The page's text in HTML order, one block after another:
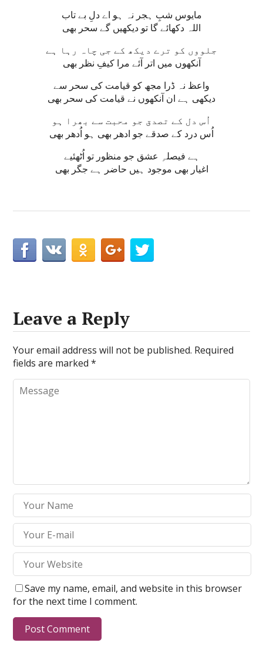
مایوس شبِ ہجر نہ ہو اے دلِ بے تاب
اللہ دکھائے گا تو دیکھیں گے سحر بھی
جلووں کو ترے دیکھ کے جی چاہ رہا ہے
آنکھوں میں اتر آئے مرا کیفِ نظر بھی
واعظ نہ ڈرا مجھ کو قیامت کی سحر سے
دیکھی ہے ان آنکھوں نے قیامت کی سحر بھی
اُس دل کے تصدق جو محبت سے بھرا ہو
اُس درد کے صدقے جو ادھر بھی ہو اُدھر بھی
ہے فیصلہِ عشق جو منظور تو اُٹھئیے
Leave a Reply
Your email address will not be published. Required
fields are marked*
Save my name, email, and website in this browser
for the next time I comment.